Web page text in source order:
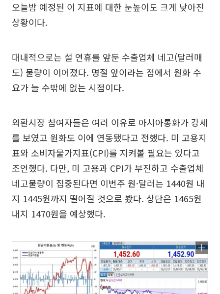
오늘밤 예정된 이 지표에 대한 눈높이도 크게 낮아진
상황이다.
대내적으로는 설 연휴를 앞둔 수출업체 네고(달러매
도) 물량이 이어졌다. 명절 앞이라는 점에서 원화 수
요가 늘 수밖에 없는 시점이다.
외환시장 참여자들은 여러 이유로 아시아통화가 강세
를 보였고 원화도 이에 연동됐다고 전했다. 미 고용지
표와 소비자물가지표(CPI)를 지켜볼 필요는 있다고
조언했다. 다만, 미 고용과 CPI가 부진하고 수출업체
네고물량이 집중된다면 이번주 원·달러는 1440원 내
지 1445원까지 떨어질 것으로 봤다. 상단은 1465원
내지 1470원을 예상했다.